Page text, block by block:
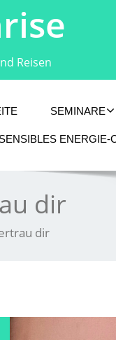
Reisen
SEMINARE
ENERGIE-
dir
dir